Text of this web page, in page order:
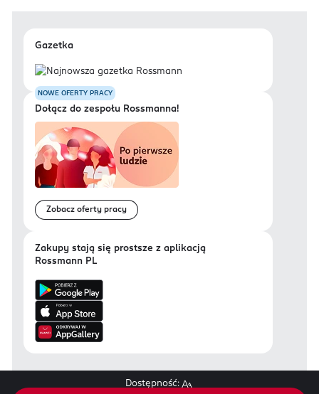
Gazetka
NOWE OFERTY PRACY
Dołącz do zespołu Rossmanna!
Zobacz oferty pracy
Zakupy stają się prostsze z aplikacją
Rossmann PL
Dostępność: